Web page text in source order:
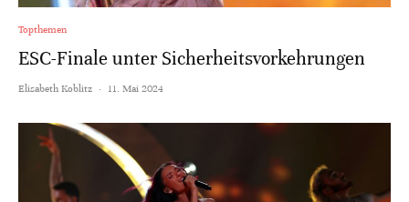
Topthemen
ESC-Finale unter Sicherheitsvorkehrungen
Elisabeth Koblitz · 11. Mai 2024